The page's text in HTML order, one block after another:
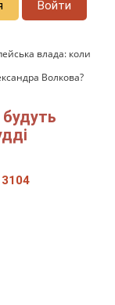
Войти
влада: коли
Волкова?
3104